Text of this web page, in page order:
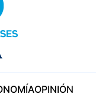
OPINIÓN